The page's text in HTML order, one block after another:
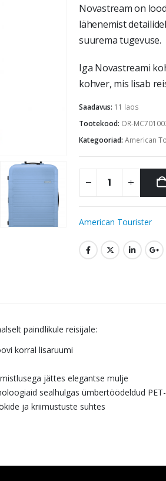
Novastream on
lähenemist
suurema tugevuse.
Iga Novastreami
kohver, mis lisab
Saadavus: 11 laos
Tootekood: OR-
Kategooriad: American
American Tourister
paindlikule reisijale:
korral lisaruumi
jättes elegantse mulje
sealhulgas ümbertöödeldud
ja kriimustuste suhtes